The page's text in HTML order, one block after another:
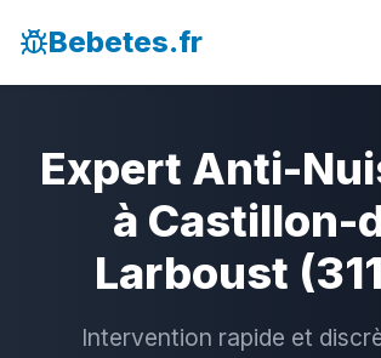
Bebetes.fr
Expert Anti-
à Castillon-
Larboust
Intervention rapide et